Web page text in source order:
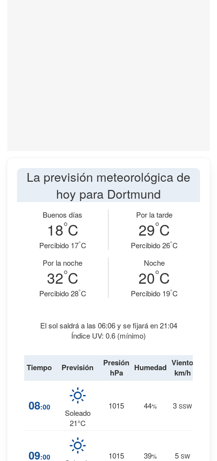
La previsión meteorológica de
hoy para Dortmund
Buenos días
18°C
Percibido 17°C
Por la tarde
29°C
Percibido 26°C
Por la noche
32°C
Percibido 28°C
Noche
20°C
Percibido 19°C
El sol saldrá a las 06:06 y se fijará en 21:04
Índice UV: 0.6 (mínimo)
Tiempo Previsión
Presión
hPa
Humedad Viento
km/h
08:00
Soleado
21°C
1015 44% 3 SSW
09:00 1015 39% 5 SW